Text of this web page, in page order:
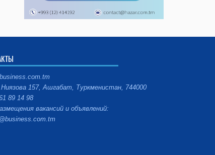
157, Ашгабат, Туркменистан, 744000
89 14 98
вакансий и объявлений: